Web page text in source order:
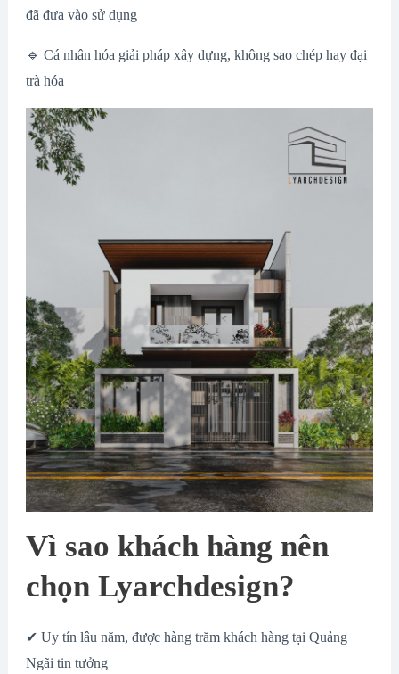
đã đưa vào sử dụng
🔹 Cá nhân hóa giải pháp xây dựng, không sao chép hay đại
trà hóa
Vì sao khách hàng nên
chọn Lyarchdesign?
✔ Uy tín lâu năm, được hàng trăm khách hàng tại Quảng
Ngãi tin tưởng